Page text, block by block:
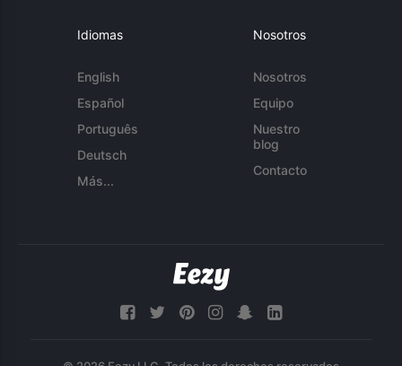
Idiomas
English
Español
Português
Deutsch
Más...
Nosotros
Nosotros
Equipo
Nuestro
blog
Contacto